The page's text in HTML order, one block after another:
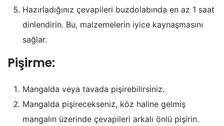
Hazırladığınız çevapileri buzdolabında en az 1 saat
dinlendirin. Bu, malzemelerin iyice kaynaşmasını
sağlar.
Pişirme:
Mangalda veya tavada pişirebilirsiniz.
Mangalda pişirecekseniz, köz haline gelmiş
mangalın üzerinde çevapileri arkalı önlü pişirin.